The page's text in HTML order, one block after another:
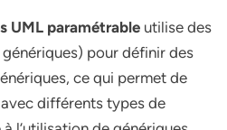
UML paramétrable utilise des
génériques) pour définir des
ce qui permet de
différents types de